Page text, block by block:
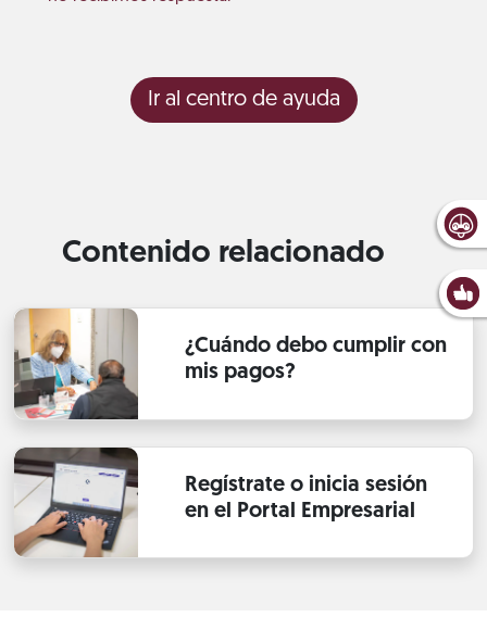
Ir al centro de ayuda
Contenido relacionado
¿Cuándo debo cumplir con
mis pagos?
Regístrate o inicia sesión
en el Portal Empresarial